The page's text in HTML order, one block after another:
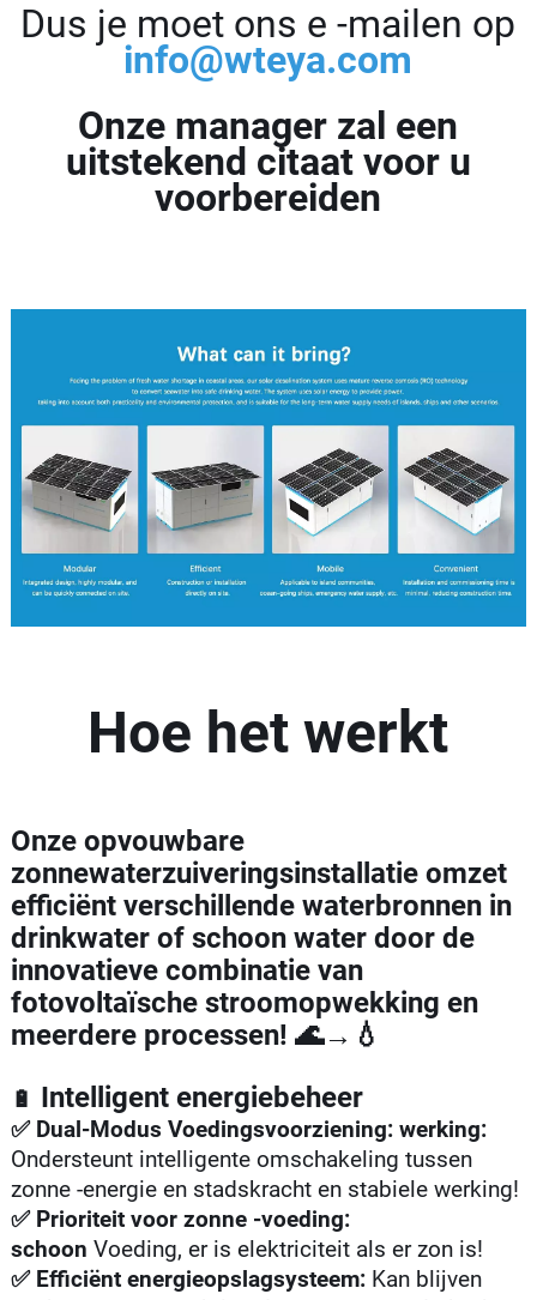
Dus je moet ons e -mailen op
info@wteya.com
Onze manager zal een
uitstekend citaat voor u
voorbereiden
Hoe het werkt
Onze opvouwbare
zonnewaterzuiveringsinstallatie omzet
efficiënt verschillende waterbronnen in
drinkwater of schoon water door de
innovatieve combinatie van
fotovoltaïsche stroomopwekking en
meerdere processen! 🌊→💧
🔋 Intelligent energiebeheer
✅ Dual-Modus Voedingsvoorziening: werking:
Ondersteunt intelligente omschakeling tussen
zonne -energie en stadskracht en stabiele werking!
✅ Prioriteit voor zonne -voeding:
schoon Voeding, er is elektriciteit als er zon is!
✅ Efficiënt energieopslagsysteem: Kan blijven